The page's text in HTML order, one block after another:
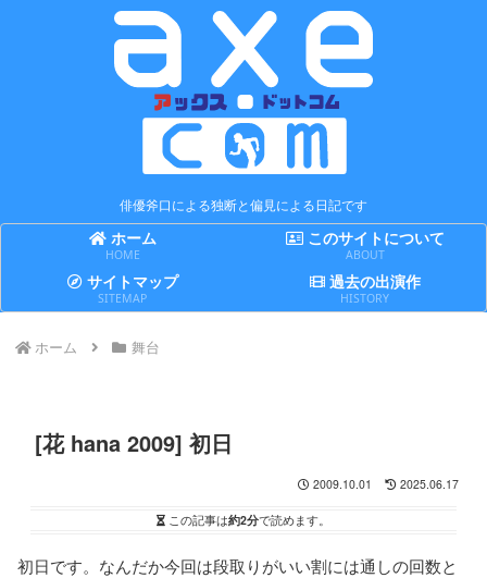
俳優斧口による独断と偏見による日記です
ホーム
HOME
このサイトについて
ABOUT
サイトマップ
SITEMAP
過去の出演作
HISTORY
ホーム 舞台
[花 hana 2009] 初日
2009.10.01 2025.06.17
この記事は約2分で読めます。
初日です。なんだか今回は段取りがいい割には通しの回数と